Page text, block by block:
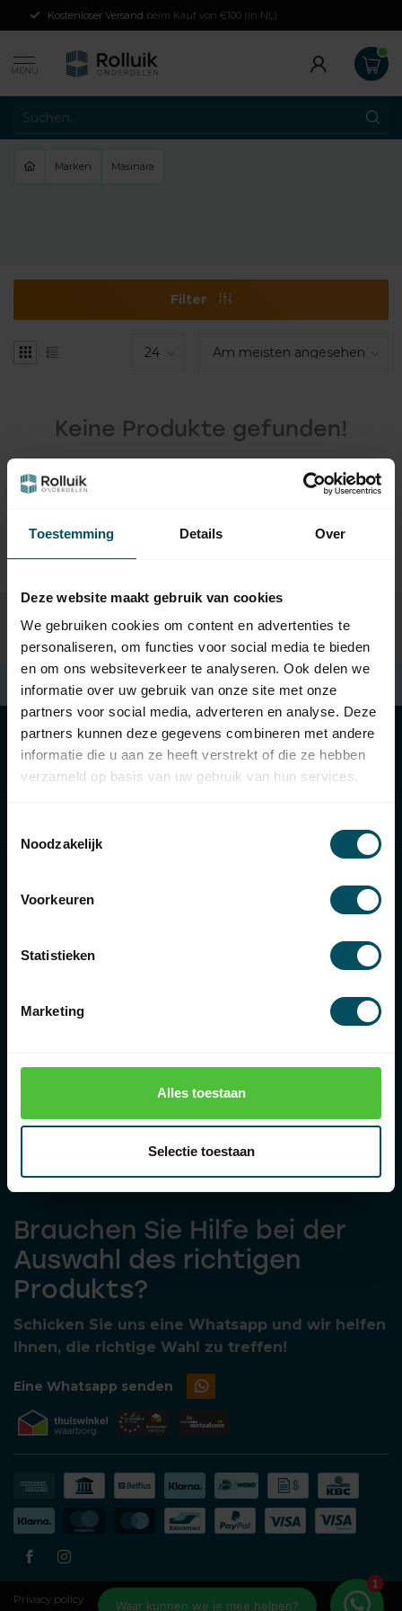
Toestemming Details Over
Deze website maakt gebruik van cookies
We gebruiken cookies om content en advertenties te
personaliseren, om functies voor social media te bieden
en om ons websiteverkeer te analyseren. Ook delen we
informatie over uw gebruik van onze site met onze
partners voor social media, adverteren en analyse. Deze
partners kunnen deze gegevens combineren met andere
informatie die u aan ze heeft verstrekt of die ze hebben
verzameld op basis van uw gebruik van hun services.
Noodzakelijk
Voorkeuren
Statistieken
Marketing
Alles toestaan
Selectie toestaan
Kostenloser Versand beim Kauf von €100 (in NL)
MENU
Marken Masinara
Filter
Keine Produkte gefunden!
WEITER EINKAUFEN
Kostenloser Versand beim Kauf von €100 (in NL)
Kategorien
088-3667373
info@rolluikonderdelen.nl
Brauchen Sie Hilfe bei der
Auswahl des richtigen
Produkts?
Schicken Sie uns eine Whatsapp und wir helfen
Ihnen, die richtige Wahl zu treffen!
Eine Whatsapp senden
Privacy policy